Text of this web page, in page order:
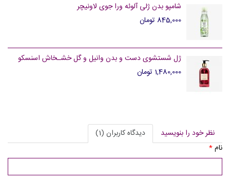
شامپو بدن ژلی آلوئه ورا جوی لاونیچر
845,000 تومان
ژل شستشوی دست و بدن وانیل و گل خشـخاش اسنسکو
1,480,000 تومان
نظر خود را بنویسید
دیدگاه کاربران (1)
نام*